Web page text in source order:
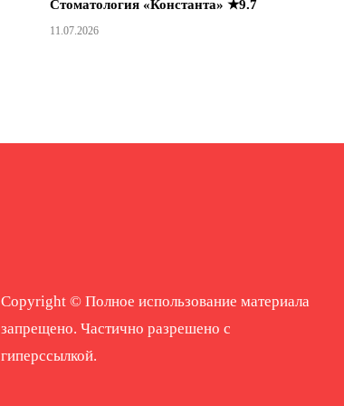
Стоматология «Константа» ★9.7
11.07.2026
Copyright © Полное использование материала
запрещено. Частично разрешено с
гиперссылкой.